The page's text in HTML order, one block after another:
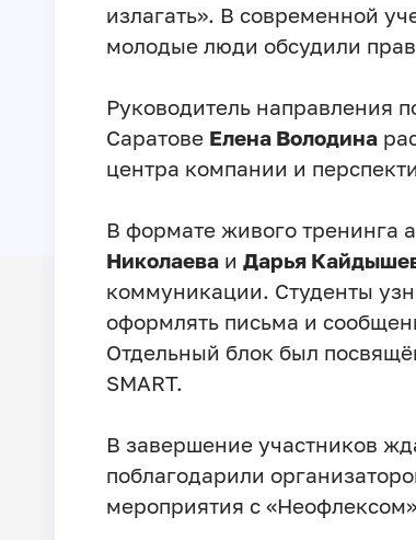
излагать». В современной
молодые люди обсудили
Руководитель направления
Саратове Елена Володина
центра компании и
В формате живого тренинга
Николаеваи Дарья
коммуникации. Студенты
оформлять письма и
Отдельный блок был
SMART.
В завершение участников
поблагодарили
мероприятия с